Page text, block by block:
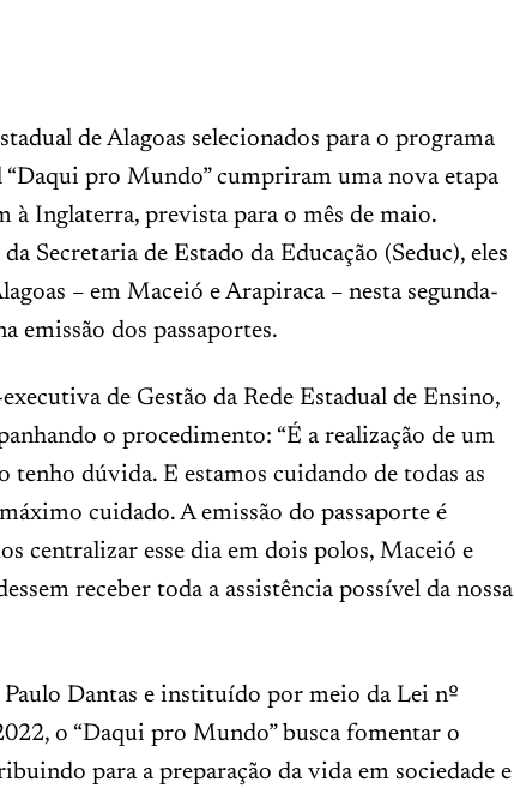
de Alagoas selecionados para o programa
pro Mundo” cumpriram uma nova etapa
à Inglaterra, prevista para o mês de maio.
Secretaria de Estado da Educação (Seduc), eles
– em Maceió e Arapiraca – nesta segunda-
emissão dos passaportes.
de Gestão da Rede Estadual de Ensino,
o procedimento: “É a realização de um
tenho dúvida. E estamos cuidando de todas as
cuidado. A emissão do passaporte é
centralizar esse dia em dois polos, Maceió e
receber toda a assistência possível da nossa
Dantas e instituído por meio da Lei nº
o “Daqui pro Mundo” busca fomentar o
para a preparação da vida em sociedade e